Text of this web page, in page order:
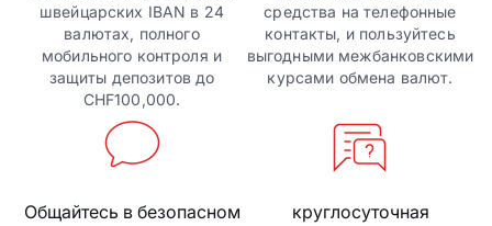
швейцарских IBAN в 24
валютах, полного
мобильного контроля и
защиты депозитов до
CHF100,000.
средства на телефонные
контакты, и пользуйтесь
выгодными межбанковскими
курсами обмена валют.
Общайтесь в безопасном
круглосуточная